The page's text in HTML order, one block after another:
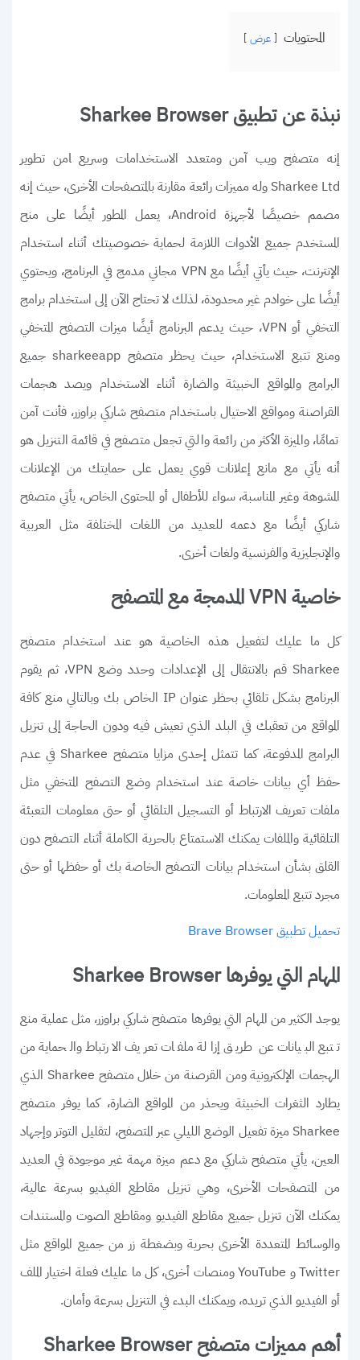
المحتويات عرض
نبذة عن تطبيق Sharkee Browser
إنه متصفح ويب آمن ومتعدد الاستخدامات وسريع lمن تطوير
Sharkee Ltd وله مميزات رائعة مقارنة بالمتصفحات الأخرى، حيث إنه
مصمم خصيصًا لأجهزة Android، يعمل المطور أيضًا على منح
المستخدم جميع الأدوات اللازمة لحماية خصوصيتك أثناء استخدام
الإنترنت، حيث يأتي أيضًا مع VPN مجاني مدمج في البرنامج، ويحتوي
أيضًا على خوادم غير محدودة، لذلك لا تحتاج الآن إلى استخدام برامج
التخفي أو VPN، حيث يدعم البرنامج أيضًا ميزات التصفح المتخفي
ومنع تتبع الاستخدام، حيث يحظر متصفح sharkeeapp جميع
البرامج والمواقع الخبيثة والضارة أثناء الاستخدام ويصد هجمات
القراصنة ومواقع الاحتيال باستخدام متصفح شاركي براوزر، فأنت آمن
تمامًا، والميزة الأكثر من رائعة والتي تجعل متصفح في قائمة التنزيل هو
أنه يأتي مع مانع إعلانات قوي يعمل على حمايتك من الإعلانات
المشوهة وغير المناسبة، سواء للأطفال أو المحتوى الخاص، يأتي متصفح
شاركي أيضًا مع دعمه للعديد من اللغات المختلفة مثل العربية
والإنجليزية والفرنسية ولغات أخرى.
خاصية VPN المدمجة مع المتصفح
كل ما عليك لتفعيل هذه الخاصية هو عند استخدام متصفح
Sharkee قم بالانتقال إلى الإعدادات وحدد وضع VPN، ثم يقوم
البرنامج بشكل تلقائي بحظر عنوان IP الخاص بك وبالتالي منع كافة
المواقع من تعقبك في البلد الذي تعيش فيه ودون الحاجة إلى تنزيل
البرامج المدفوعة، كما تتمثل إحدى مزايا متصفح Sharkee في عدم
حفظ أي بيانات خاصة عند استخدام وضع التصفح المتخفي مثل
ملفات تعريف الارتباط أو التسجيل التلقائي أو حتى معلومات التعبئة
التلقائية والملفات يمكنك الاستمتاع بالحرية الكاملة أثناء التصفح دون
القلق بشأن استخدام بيانات التصفح الخاصة بك أو حفظها أو حتى
مجرد تتبع المعلومات.
تحميل تطبيق Brave Browser
المهام التي يوفرها Sharkee Browser
يوجد الكثير من المهام التي يوفرها متصفح شاركي براوزر، مثل عملية منع
تتبع البيانات عن طريق إزالة ملفات تعريف الارتباط والحماية من
الهجمات الإلكترونية ومن القرصنة من خلال متصفح Sharkee الذي
يطارد الثغرات الخبيثة ويحذر من المواقع الضارة، كما يوفر متصفح
Sharkee ميزة تفعيل الوضع الليلي عبر المتصفح، لتقليل التوتر وإجهاد
العين، يأتي متصفح شاركي مع دعم ميزة مهمة غير موجودة في العديد
من المتصفحات الأخرى، وهي تنزيل مقاطع الفيديو بسرعة عالية،
يمكنك الآن تنزيل جميع مقاطع الفيديو ومقاطع الصوت والمستندات
والوسائط المتعددة الأخرى بحرية وبضغطة زر من جميع المواقع مثل
Twitter و YouTube ومنصات أخرى، كل ما عليك فعلة اختيار الملف
أو الفيديو الذي تريده، ويمكنك البدء في التنزيل بسرعة وأمان.
أهم مميزات متصفح Sharkee Browser